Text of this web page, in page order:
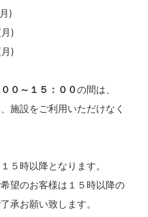
)
)
)
０～１５：００の間は、
施設をご利用いただけなく
５時以降となります。
望のお客様は１５時以降の
承お願い致します。